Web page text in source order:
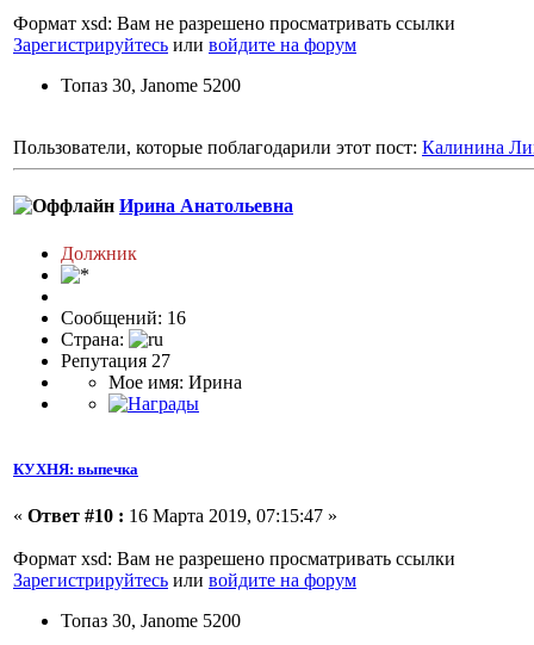
Формат xsd: Вам не разрешено просматривать ссылки
Зарегистрируйтесь или войдите на форум
Топаз 30, Janome 5200
Пользователи, которые поблагодарили этот пост: Калинина
Ирина Анатольевна
Должник
Сообщений: 16
Страна:
Репутация 27
Мое имя: Ирина
КУХНЯ: выпечка
« Ответ #10 : 16 Марта 2019, 07:15:47 »
Формат xsd: Вам не разрешено просматривать ссылки
Зарегистрируйтесь или войдите на форум
Топаз 30, Janome 5200